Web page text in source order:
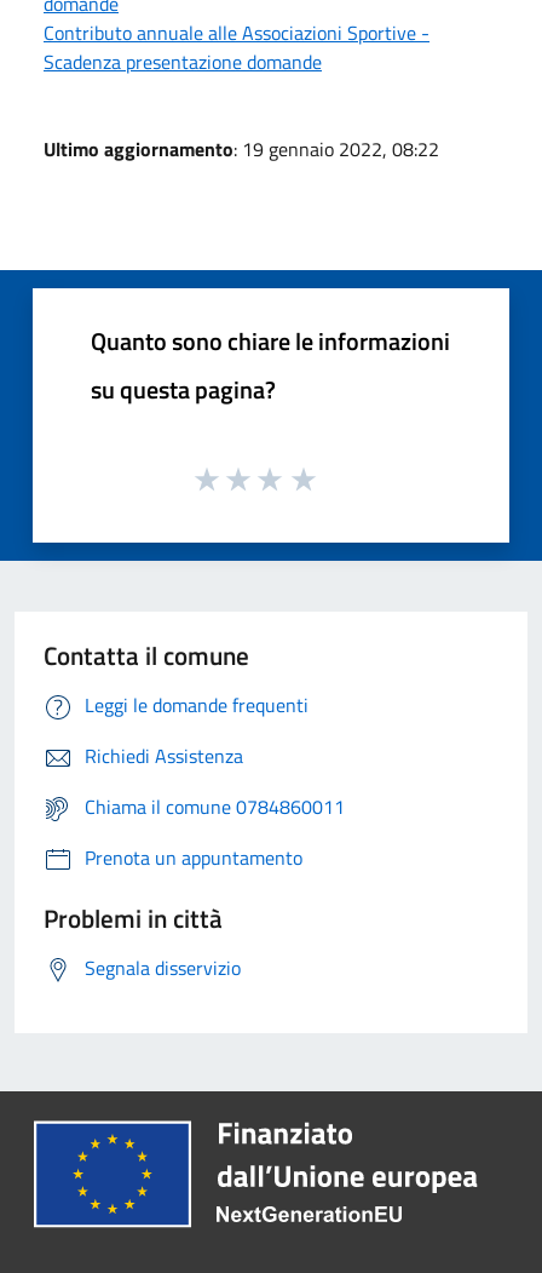
Contributo annuale alle Associazioni Sportive -
Scadenza presentazione domande
Ultimo aggiornamento: 19 gennaio 2022, 08:22
Quanto sono chiare le informazioni
su questa pagina?
Contatta il comune
Leggi le domande frequenti
Richiedi Assistenza
Chiama il comune 0784860011
Prenota un appuntamento
Problemi in città
Segnala disservizio